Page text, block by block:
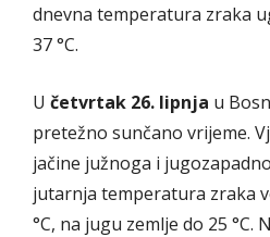
dnevna temperatura zraka
37 °C.
U četvrtak 26. lipnja u
pretežno sunčano vrijeme.
jačine južnoga i
jutarnja temperatura zraka
°C, na jugu zemlje do 25 °C.